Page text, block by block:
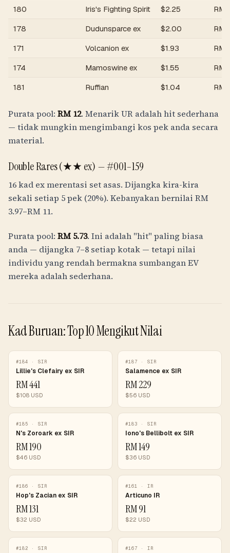
180
Iris's Fighting Spirit $2.25 RM
178
Dudunsparce ex $2.00 RM
171
Volcanion ex $1.93 RM
174
Mamoswine ex $1.55 RM
181
Ruffian $1.04 RM
Purata pool: RM 12. Menarik UR adalah hit sederhana
— tidak mungkin mengimbangi kos pek anda secara
material.
Double Rares (★★ ex) — #001–159
16 kad ex merentasi set asas. Dijangka kira-kira
sekali setiap 5 pek (20%). Kebanyakan bernilai RM
3.97–RM 11.
Purata pool: RM 5.73. Ini adalah "hit" paling biasa
anda — dijangka 7–8 setiap kotak — tetapi nilai
individu yang rendah bermakna sumbangan EV
mereka adalah sederhana.
Kad Buruan: Top 10 Mengikut Nilai
#184 · SIR
Lillie's Clefairy ex SIR
RM441
$108 USD
#187 · SIR
Salamence ex SIR
RM229
$56 USD
#185 · SIR
N's Zoroark ex SIR
RM190
$46 USD
#183 · SIR
Iono's Bellibolt ex SIR
RM149
$36 USD
#186 · SIR
Hop's Zacian ex SIR
RM131
$32 USD
#161 · IR
Articuno IR
RM91
$22 USD
#182 · SIR #167 · IR